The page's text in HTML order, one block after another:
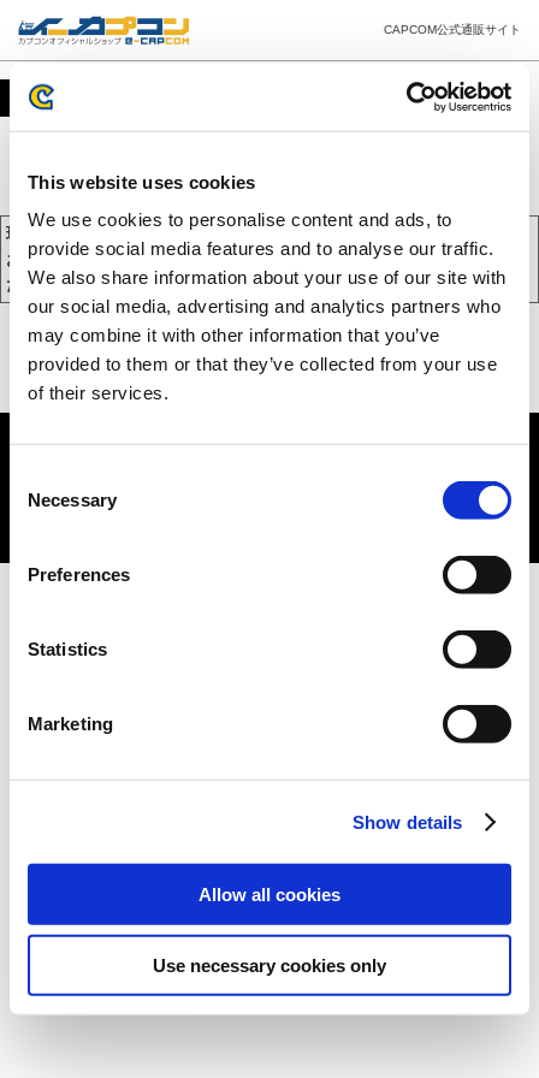
This website uses cookies
We use cookies to personalise content and ads, to
provide social media features and to analyse our traffic.
We also share information about your use of our site with
our social media, advertising and analytics partners who
may combine it with other information that you’ve
provided to them or that they’ve collected from your use
of their services.
Selection
Necessary
Preferences
Statistics
Marketing
Show details
Allow all cookies
Use necessary cookies only
CAPCOM公式通販サイト
カート
現在、カートには商品が入っておりません。
お買い物を続けるには下の 「お買い物を続ける」 をクリックしてく
ださい。